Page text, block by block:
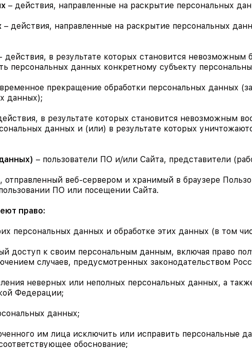
– действия, направленные на раскрытие персональных
– действия, направленные на раскрытие персональных
- действия, в результате которых становится невозможным
персональных данных конкретному субъекту
прекращение обработки персональных данных
данных);
в результате которых становится невозможным
данных и (или) в результате которых
– пользователи ПО и/или Сайта, представители
веб-сервером и хранимый в браузере
ПО или посещении Сайта.
право:
персональных данных и обработке этих данных (в том
доступ к своим персональным данным, включая право
случаев, предусмотренных законодательством
неверных или неполных персональных данных, а
Федерации;
данных;
им лица исключить или исправить персональные
обоснование;